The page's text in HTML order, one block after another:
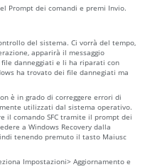
Prompt dei comandi e premi Invio.
del sistema. Ci vorrà del tempo,
apparirà il messaggio
danneggiati e li ha riparati con
ha trovato dei file dannegiati ma
è in grado di correggere errori di
utilizzati dal sistema operativo.
il comando SFC tramite il prompt dei
a Windows Recovery dalla
tenendo premuto il tasto Maiusc
Impostazioni> Aggiornamento e